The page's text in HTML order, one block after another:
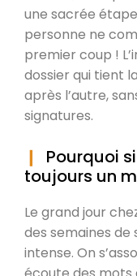
une sacrée
personne ne
premier coup !
dossier qui tient
après l’autre,
signatures.
Pourquoi
toujours un
Le grand jour
des semaines de
intense. On